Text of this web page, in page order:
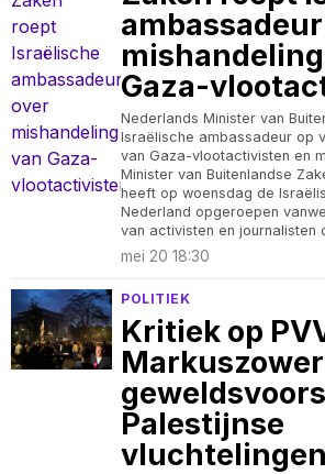
Gaza-
Nederlands Minister van
Israëlische ambassadeur op
van Gaza-vlootactivisten en
Minister van Buitenlandse
heeft op woensdag de
Nederland opgeroepen
van activisten en journalisten
mei 20 18:30
POLITIEK
Kritiek op
Palestijnse
vluchtelingen